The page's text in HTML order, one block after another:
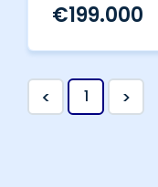
€199.000
< 1 >